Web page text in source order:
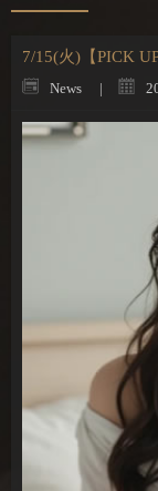
7/15(火)【PICK
News